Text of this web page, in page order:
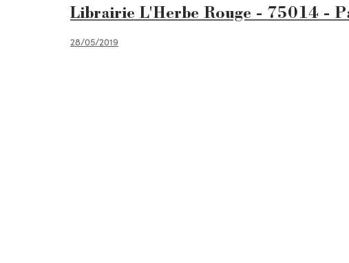
Librairie L'Herbe Rouge - 75014 -
28/05/2019